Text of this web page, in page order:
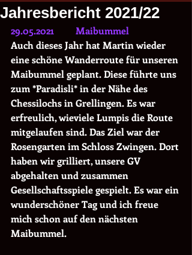
Jahresbericht 2021/22
29.05.2021         Maibummel
Auch dieses Jahr hat Martin wieder
eine schöne Wanderroute für unseren
Maibummel geplant. Diese führte uns
zum *Paradisli* in der Nähe des
Chessilochs in Grellingen. Es war
erfreulich, wieviele Lumpis die Route
mitgelaufen sind. Das Ziel war der
Rosengarten im Schloss Zwingen. Dort
haben wir grilliert, unsere GV
abgehalten und zusammen
Gesellschaftsspiele gespielt. Es war ein
wunderschöner Tag und ich freue
mich schon auf den nächsten
Maibummel.